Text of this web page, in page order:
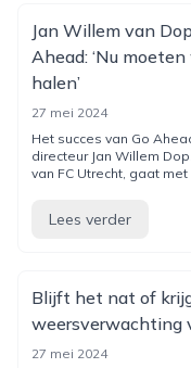
Jan Willem van
Ahead: ‘Nu
halen’
27 mei 2024
Het succes van Go
directeur Jan Willem
van FC Utrecht, gaat met
Lees verder
Blijft het nat of
weersverwachting
27 mei 2024